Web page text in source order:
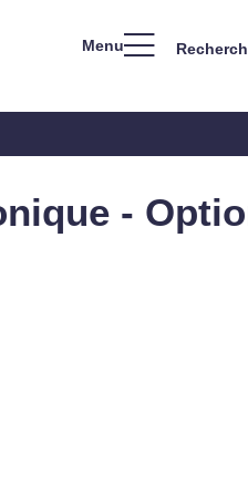
Menu
-